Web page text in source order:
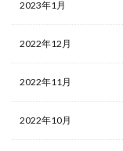
2023年1月
2022年12月
2022年11月
2022年10月